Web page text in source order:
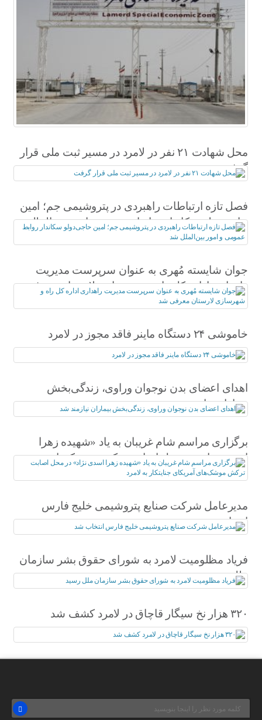
محل شهادت ۲۱ نفر در لامرد در مسیر ثبت ملی قرار
گرفت
فصل تازه ارتباطات راهبردی در پتروشیمی جم؛ امین
حاجی‌دولو سکاندار روابط عمومی و امور بین‌الملل
شد
جوان شایسته مُهری به عنوان سرپرست مدیریت
راهداری اداره کل راه و شهرسازی لارستان معرفی
شد
خاموشی ۲۴ دستگاه ماینر فاقد مجوز در لامرد
اهدای اعضای بدن نوجوان وراوی، زندگی‌بخش
بیماران نیازمند شد
برگزاری مراسم شام غریبان به یاد «شهیده زهرا
اسدی نژاد» در محل اصابت ترکش موشک‌های
آمریکای جنایتکار به لامرد
مدیرعامل شرکت صنایع پتروشیمی خلیج فارس
انتخاب شد
فریاد مظلومیت لامرد به شورای حقوق بشر سازمان
ملل رسید
۳۲۰ هزار نخ سیگار قاچاق در لامرد کشف شد